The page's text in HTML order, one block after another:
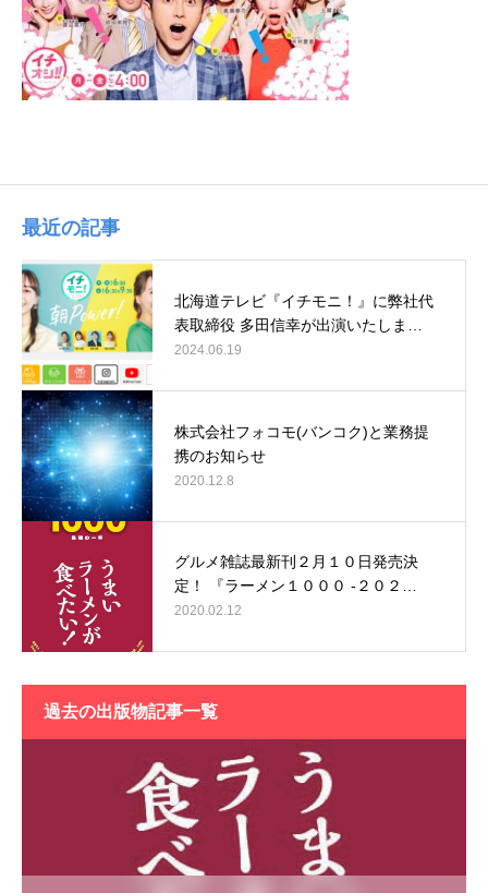
最近の記事
北海道テレビ『イチモニ！』に弊社代
表取締役 多田信幸が出演いたしま…
2024.06.19
株式会社フォコモ(バンコク)と業務提
携のお知らせ
2020.12.8
グルメ雑誌最新刊２月１０日発売決
定！ 『ラーメン１０００ -２０２…
2020.02.12
過去の出版物記事一覧